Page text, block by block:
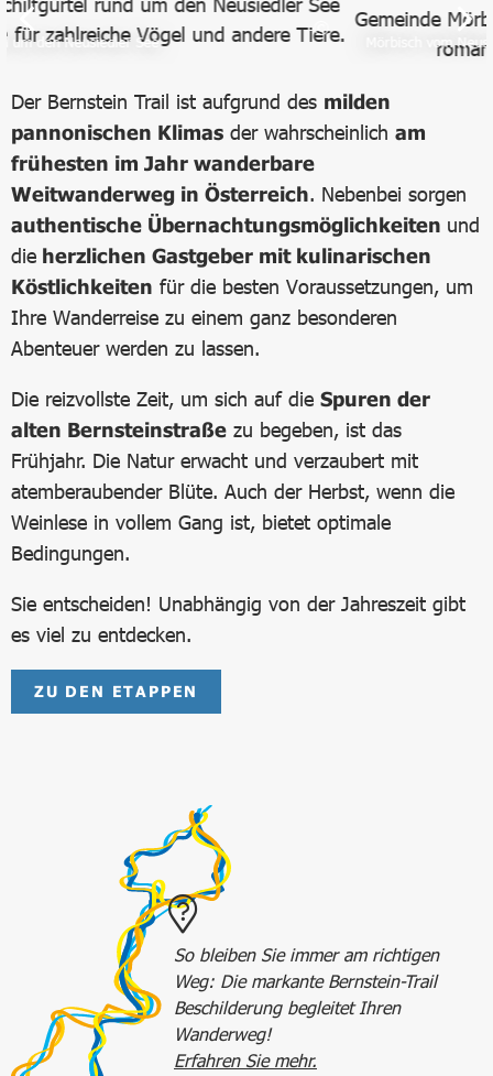
Mörbisch vom Neusiedler See aus
Der Bernstein Trail ist aufgrund des milden
pannonischen Klimas der wahrscheinlich am
frühesten im Jahr wanderbare
Weitwanderweg in Österreich. Nebenbei sorgen
authentische Übernachtungsmöglichkeiten und
die herzlichen Gastgeber mit kulinarischen
Köstlichkeiten für die besten Voraussetzungen, um
Ihre Wanderreise zu einem ganz besonderen
Abenteuer werden zu lassen.
Die reizvollste Zeit, um sich auf die Spuren der
alten Bernsteinstraße zu begeben, ist das
Frühjahr. Die Natur erwacht und verzaubert mit
atemberaubender Blüte. Auch der Herbst, wenn die
Weinlese in vollem Gang ist, bietet optimale
Bedingungen.
Sie entscheiden! Unabhängig von der Jahreszeit gibt
es viel zu entdecken.
ZU DEN ETAPPEN
So bleiben Sie immer am richtigen
Weg: Die markante Bernstein-Trail
Beschilderung begleitet Ihren
Wanderweg!
Erfahren Sie mehr.